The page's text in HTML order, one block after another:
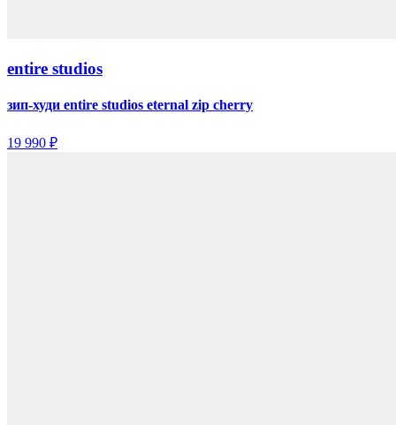
entire studios
зип-худи entire studios eternal zip cherry
19 990 ₽